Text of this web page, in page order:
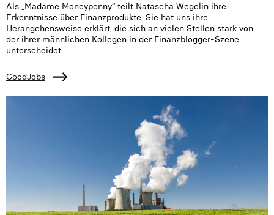
Als „Madame Moneypenny“ teilt Natascha Wegelin ihre
Erkenntnisse über Finanzprodukte. Sie hat uns ihre
Herangehensweise erklärt, die sich an vielen Stellen stark von
der ihrer männlichen Kollegen in der Finanzblogger-Szene
unterscheidet.
GoodJobs